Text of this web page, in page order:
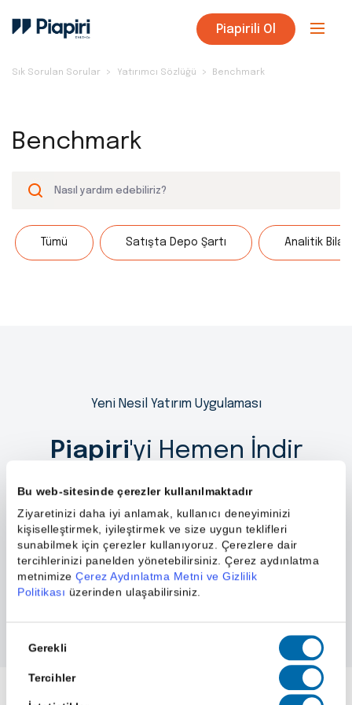
Bu web-sitesinde çerezler kullanılmaktadır
Ziyaretinizi daha iyi anlamak, kullanıcı deneyiminizi
kişiselleştirmek, iyileştirmek ve size uygun teklifleri
sunabilmek için çerezler kullanıyoruz. Çerezlere dair
tercihlerinizi panelden yönetebilirsiniz. Çerez aydınlatma
metnimize Çerez Aydınlatma Metni ve Gizlilik
Politikası üzerinden ulaşabilirsiniz.
Seçimi
Gerekli
Tercihler
Piapirili Ol
Sık Sorulan Sorular Yatırımcı Sözlüğü Benchmark
Benchmark
Tümü Satışta Depo Şartı Analitik
Yeni Nesil Yatırım Uygulaması
Piapiri'yi Hemen İndir